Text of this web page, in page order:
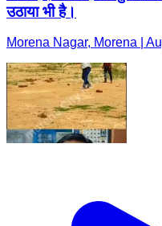
उठाया भी है।
Morena Nagar, Morena |